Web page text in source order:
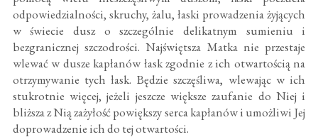
odpowiedzialności, skruchy, żalu, łaski prowadzenia żyjących
w świecie dusz o szczególnie delikatnym sumieniu i
bezgranicznej szczodrości. Najświętsza Matka nie przestaje
wlewać w dusze kapłanów łask zgodnie z ich otwartością na
otrzymywanie tych łask. Będzie szczęśliwa, wlewając w ich
stukrotnie więcej, jeżeli jeszcze większe zaufanie do Niej i
bliższa z Nią zażyłość powiększy serca kapłanów i umożliwi Jej
doprowadzenie ich do tej otwartości.